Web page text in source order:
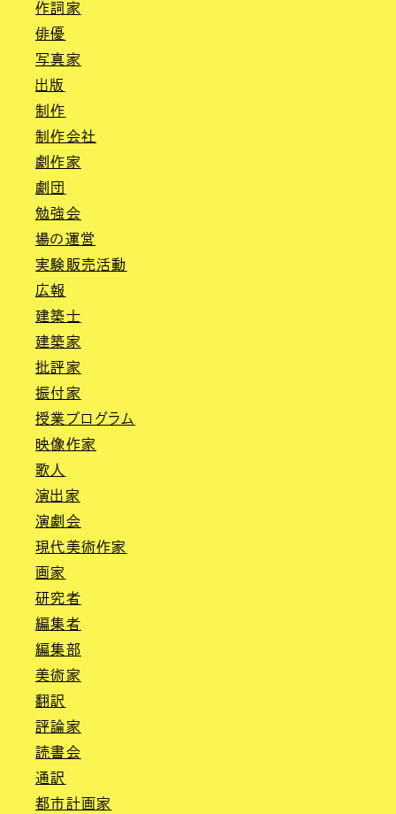
作詞家
俳優
写真家
出版
制作
制作会社
劇作家
劇団
勉強会
場の運営
実験販売活動
広報
建築士
建築家
批評家
振付家
授業プログラム
映像作家
歌人
演出家
演劇会
現代美術作家
画家
研究者
編集者
編集部
美術家
翻訳
評論家
読書会
通訳
都市計画家